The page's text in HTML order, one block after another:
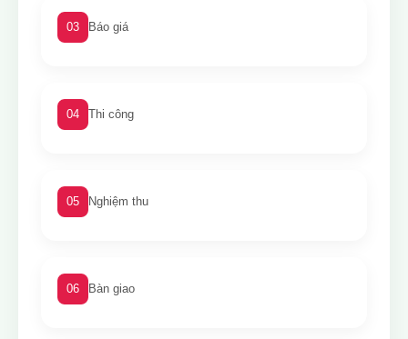
03 Báo giá
04 Thi công
05 Nghiệm thu
06 Bàn giao